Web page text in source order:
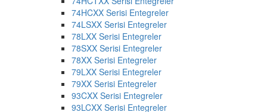
74HCXX Serisi Entegreler
74LSXX Serisi Entegreler
78LXX Serisi Entegreler
78SXX Serisi Entegreler
78XX Serisi Entegreler
79LXX Serisi Entegreler
79XX Serisi Entegreler
93CXX Serisi Entegreler
93LCXX Serisi Entegreler